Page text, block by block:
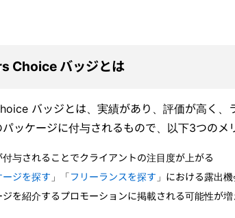
Choice バッジとは
バッジとは、実績があり、評価が高く、
ッケージに付与されるもので、以下3つのメ
付与されることでクライアントの注目度が上がる
ージを探す 」「フリーランスを探す 」における露出
ジを紹介するプロモーションに掲載される可能性が増